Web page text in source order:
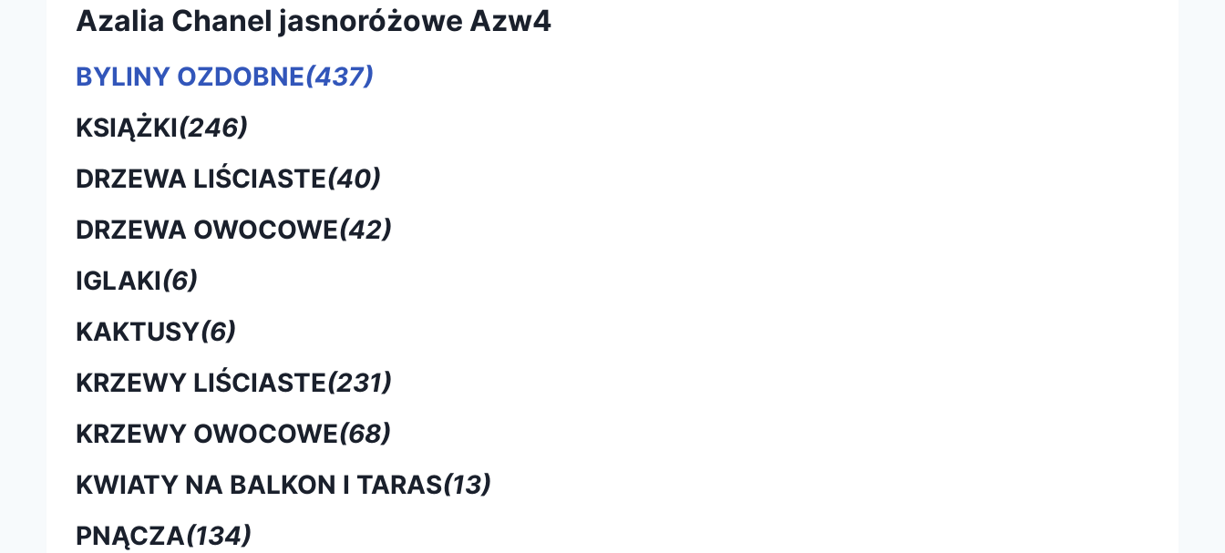
Azalia Chanel jasnoróżowe Azw4
BYLINY OZDOBNE(437)
KSIĄŻKI(246)
DRZEWA LIŚCIASTE(40)
DRZEWA OWOCOWE(42)
IGLAKI(6)
KAKTUSY(6)
KRZEWY LIŚCIASTE(231)
KRZEWY OWOCOWE(68)
KWIATY NA BALKON I TARAS(13)
PNĄCZA(134)